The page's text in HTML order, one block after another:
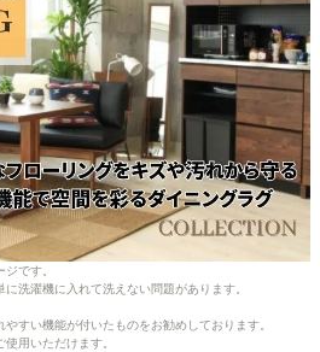
す。夏だけと考えて購
入しましたが冬でも大丈
だと考え始めていま
。
椅子の脚を乗せて型
しています。
です。
洗濯機に入れて洗えない問題があります。
すい機能が付いたものをお勧めしております。
用いただけます。